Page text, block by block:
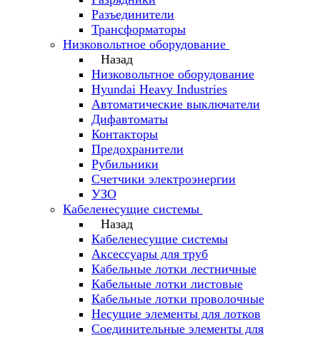
Разъединители
Трансформаторы
Низковольтное оборудование
Назад
Низковольтное оборудование
Hyundai Heavy Industries
Автоматические выключатели
Дифавтоматы
Контакторы
Предохранители
Рубильники
Счетчики электроэнергии
УЗО
Кабеленесущие системы
Назад
Кабеленесущие системы
Аксессуары для труб
Кабельные лотки лестничные
Кабельные лотки листовые
Кабельные лотки проволочные
Несущие элементы для лотков
Соединительные элементы для